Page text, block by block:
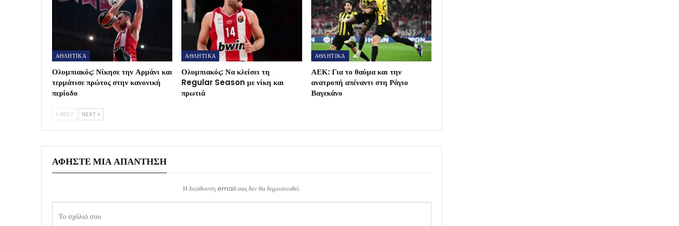
ΑΘΛΗΤΙΚΑ
Ολυμπιακός: Νίκησε την Αρμάνι και
τερμάτισε πρώτος στην κανονική
περίοδο
ΑΘΛΗΤΙΚΑ
Ολυμπιακός: Να κλείσει τη
Regular Season με νίκη και
πρωτιά
ΑΘΛΗΤΙΚΑ
ΑΕΚ: Για το θαύμα και την
ανατροπή απέναντι στη Ράγιο
Βαγεκάνο
PREV NEXT
ΑΦΉΣΤΕ ΜΙΑ ΑΠΆΝΤΗΣΗ
Η διεύθυνση email σας δεν θα δημοσιευθεί.